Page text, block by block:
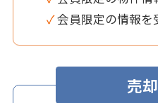
✓ 会員限定の情報
売